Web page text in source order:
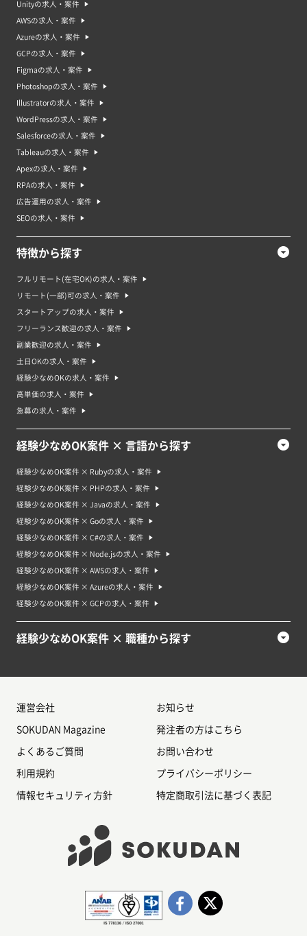
Unityの求人・案件
AWSの求人・案件
Azureの求人・案件
GCPの求人・案件
Figmaの求人・案件
Photoshopの求人・案件
Illustratorの求人・案件
WordPressの求人・案件
Salesforceの求人・案件
Tableauの求人・案件
Apexの求人・案件
RPAの求人・案件
広告運用の求人・案件
SEOの求人・案件
特徴から探す
フルリモート(在宅OK)の求人・案件
リモート(一部)可の求人・案件
スタートアップの求人・案件
フリーランス歓迎の求人・案件
副業歓迎の求人・案件
土日OKの求人・案件
経験少なめOKの求人・案件
高単価の求人・案件
急募の求人・案件
経験少なめOK案件 × 言語から探す
経験少なめOK案件 × Rubyの求人・案件
経験少なめOK案件 × PHPの求人・案件
経験少なめOK案件 × Javaの求人・案件
経験少なめOK案件 × Goの求人・案件
経験少なめOK案件 × C#の求人・案件
経験少なめOK案件 × Node.jsの求人・案件
経験少なめOK案件 × AWSの求人・案件
経験少なめOK案件 × Azureの求人・案件
経験少なめOK案件 × GCPの求人・案件
経験少なめOK案件 × 職種から探す
運営会社 お知らせ
SOKUDAN Magazine 発注者の方はこちら
よくあるご質問 お問い合わせ
利用規約 プライバシーポリシー
情報セキュリティ方針 特定商取引法に基づく表記